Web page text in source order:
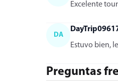
Excelente
DA
Estuvo bien,
Preguntas